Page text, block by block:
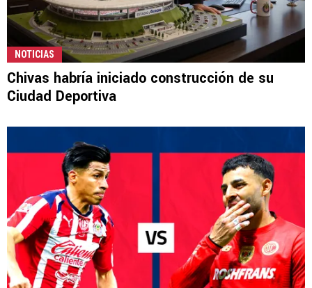
NOTICIAS
Chivas habría iniciado construcción de su
Ciudad Deportiva